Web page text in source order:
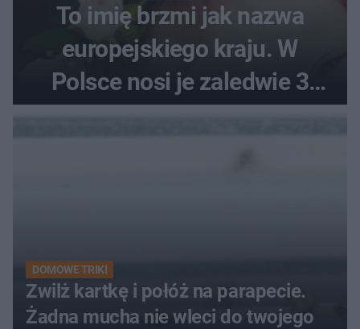
To imię brzmi jak nazwa
europejskiego kraju. W
Polsce nosi je zaledwie 3
kobiety
DOMOWE TRIKI
Zwilż kartkę i połóż na parapecie.
Żadna mucha nie wleci do twojego